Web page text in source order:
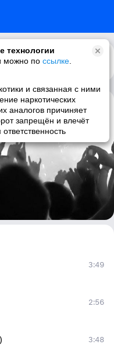
технологии
можно по ссылке
и связанная с ними
наркотических
аналогов причиняет
запрещён и влечёт
3:49
2:56
3:48